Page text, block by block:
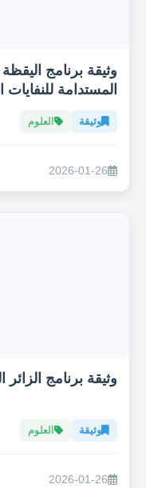
وثيقة برنامج
المستدامة
وثيقة العلوم
2026-01-26
وثيقة برنامج
وثيقة العلوم
2026-01-26